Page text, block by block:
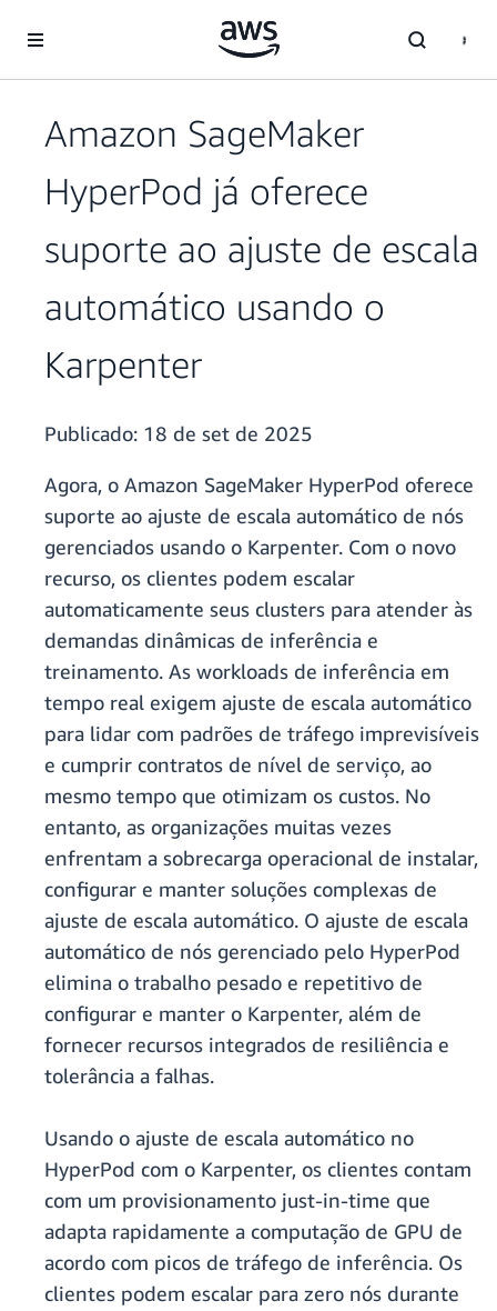
Pular para o conteúdo principal
Amazon SageMaker
HyperPod já oferece
suporte ao ajuste de escala
automático usando o
Karpenter
Publicado: 18 de set de 2025
Agora, o Amazon SageMaker HyperPod oferece
suporte ao ajuste de escala automático de nós
gerenciados usando o Karpenter. Com o novo
recurso, os clientes podem escalar
automaticamente seus clusters para atender às
demandas dinâmicas de inferência e
treinamento. As workloads de inferência em
tempo real exigem ajuste de escala automático
para lidar com padrões de tráfego imprevisíveis
e cumprir contratos de nível de serviço, ao
mesmo tempo que otimizam os custos. No
entanto, as organizações muitas vezes
enfrentam a sobrecarga operacional de instalar,
configurar e manter soluções complexas de
ajuste de escala automático. O ajuste de escala
automático de nós gerenciado pelo HyperPod
elimina o trabalho pesado e repetitivo de
configurar e manter o Karpenter, além de
fornecer recursos integrados de resiliência e
tolerância a falhas.
Usando o ajuste de escala automático no
HyperPod com o Karpenter, os clientes contam
com um provisionamento just-in-time que
adapta rapidamente a computação de GPU de
acordo com picos de tráfego de inferência. Os
clientes podem escalar para zero nós durante